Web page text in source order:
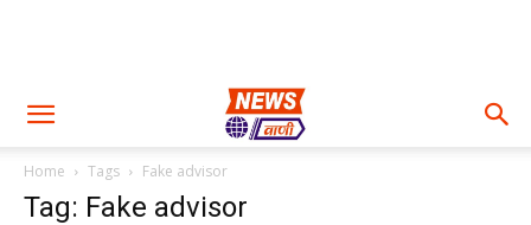
Home Tags Fake advisor
Tag: Fake advisor